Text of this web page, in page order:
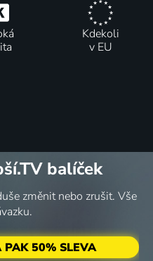
Kdekoli
v EU
balíček
změnit nebo zrušit. Vše
50% SLEVA